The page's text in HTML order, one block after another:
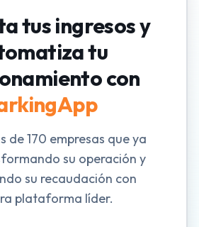
tus ingresos y
tu
con
de 170 empresas que ya
su operación y
su recaudación con
plataforma líder.